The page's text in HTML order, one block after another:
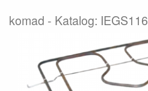
komad Katalog: IEGS116